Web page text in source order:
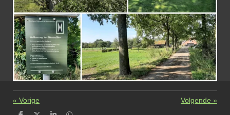
« Vorige Volgende »